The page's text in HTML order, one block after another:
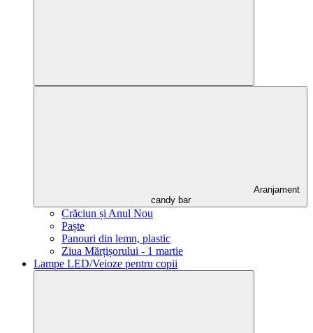
Aranjament
candy bar
Crăciun și Anul Nou
Paște
Panouri din lemn, plastic
Ziua Mărțișorului - 1 martie
Lampe LED/Veioze pentru copii